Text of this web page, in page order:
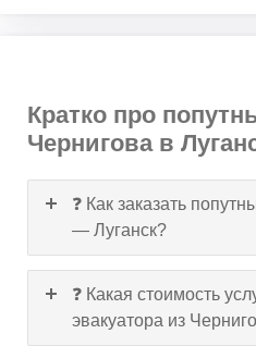
Кратко про
Чернигова в
❓ Как заказать
— Луганск?
❓ Какая стоимость
эвакуатора из